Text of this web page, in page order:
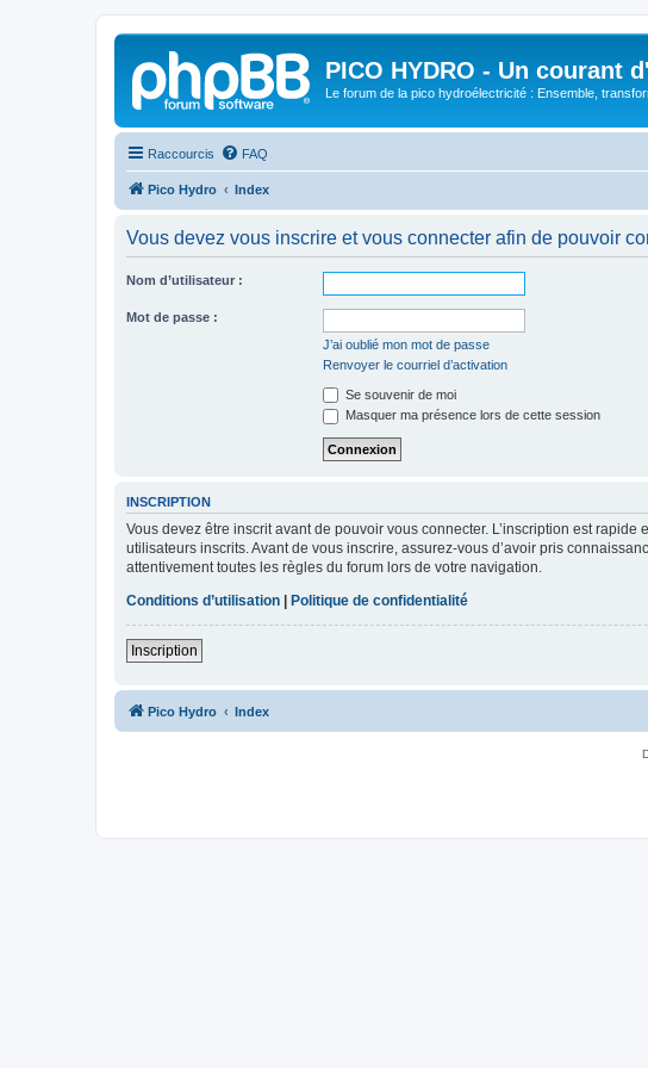
PICO HYDRO - Un courant
Le forum de la pico hydroélectricité : Ensemble,
Raccourcis FAQ
Pico Hydro Index
Vous devez vous inscrire et vous connecter afin de pouvoir
Nom d’utilisateur :
Mot de passe :
J’ai oublié mon mot de passe
Renvoyer le courriel d’activation
Se souvenir de moi
Masquer ma présence lors de cette session
INSCRIPTION
Vous devez être inscrit avant de pouvoir vous connecter. L’inscription est
utilisateurs inscrits. Avant de vous inscrire, assurez-vous d’avoir pris
attentivement toutes les règles du forum lors de votre navigation.
Conditions d’utilisation
Politique de confidentialité
Inscription
Pico Hydro Index